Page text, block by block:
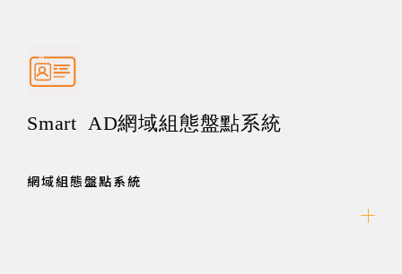
Smart AD網域組態盤點系統
網域組態盤點系統